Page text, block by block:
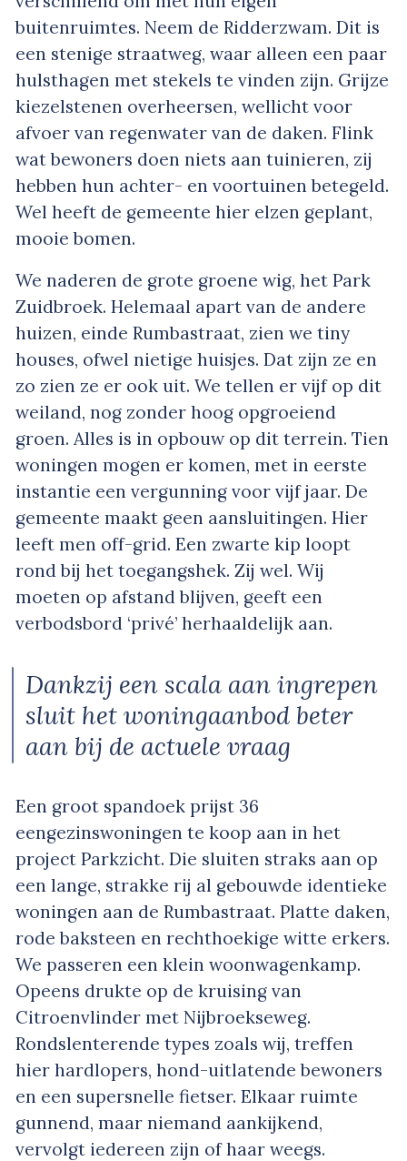
buitenruimtes. Neem de Ridderzwam. Dit is
een stenige straatweg, waar alleen een paar
hulsthagen met stekels te vinden zijn. Grijze
kiezelstenen overheersen, wellicht voor
afvoer van regenwater van de daken. Flink
wat bewoners doen niets aan tuinieren, zij
hebben hun achter- en voortuinen betegeld.
Wel heeft de gemeente hier elzen geplant,
mooie bomen.
We naderen de grote groene wig, het Park
Zuidbroek. Helemaal apart van de andere
huizen, einde Rumbastraat, zien we tiny
houses, ofwel nietige huisjes. Dat zijn ze en
zo zien ze er ook uit. We tellen er vijf op dit
weiland, nog zonder hoog opgroeiend
groen. Alles is in opbouw op dit terrein. Tien
woningen mogen er komen, met in eerste
instantie een vergunning voor vijf jaar. De
gemeente maakt geen aansluitingen. Hier
leeft men off-grid. Een zwarte kip loopt
rond bij het toegangshek. Zij wel. Wij
moeten op afstand blijven, geeft een
verbodsbord ‘privé’ herhaaldelijk aan.
Dankzij een scala aan ingrepen
sluit het woningaanbod beter
aan bij de actuele vraag
Een groot spandoek prijst 36
eengezinswoningen te koop aan in het
project Parkzicht. Die sluiten straks aan op
een lange, strakke rij al gebouwde identieke
woningen aan de Rumbastraat. Platte daken,
rode baksteen en rechthoekige witte erkers.
We passeren een klein woonwagenkamp.
Opeens drukte op de kruising van
Citroenvlinder met Nijbroekseweg.
Rondslenterende types zoals wij, treffen
hier hardlopers, hond-uitlatende bewoners
en een supersnelle fietser. Elkaar ruimte
gunnend, maar niemand aankijkend,
vervolgt iedereen zijn of haar weegs.